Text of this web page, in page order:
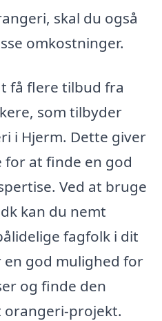
skal du også
omkostninger.
få flere tilbud fra
som tilbyder
i Hjerm. Dette giver
for at finde en god
Ved at bruge
kan du nemt
fagfolk i dit
god mulighed for
og finde den
orangeri-projekt.